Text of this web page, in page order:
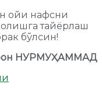
ойи нафсни
тайёрлаш
бўлсин!
НУРМУҲАММАД